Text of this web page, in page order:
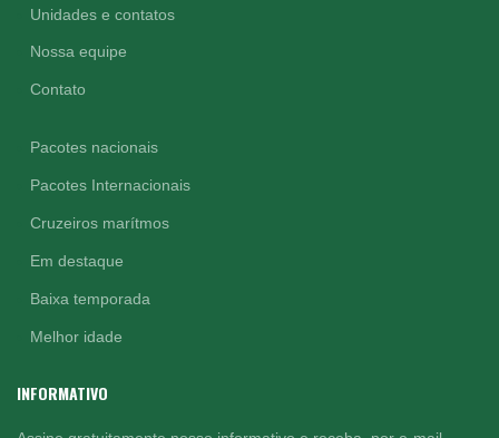
Unidades e contatos
Nossa equipe
Contato
Pacotes nacionais
Pacotes Internacionais
Cruzeiros marítmos
Em destaque
Baixa temporada
Melhor idade
INFORMATIVO